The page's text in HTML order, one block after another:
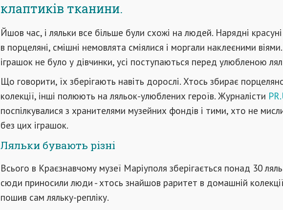
клаптиків тканини.
Йшов час, і ляльки все більше були схожі на людей. Нарядні
в порцеляні, смішні немовлята сміялися і моргали наклеєними
іграшок не було у дівчинки, усі поступаються перед улюбленою
Що говорити, їх зберігають навіть дорослі. Хтось збирає
колекції, інші полюють на ляльок-улюблених героїв. Журналісти
поспілкувалися з хранителями музейних фондів і тими, хто не
без цих іграшок.
Ляльки бувають різні
Всього в Краєзнавчому музеї Маріуполя зберігається понад 30
сюди приносили люди - хтось знайшов раритет в домашній
пошив сам ляльку-репліку.